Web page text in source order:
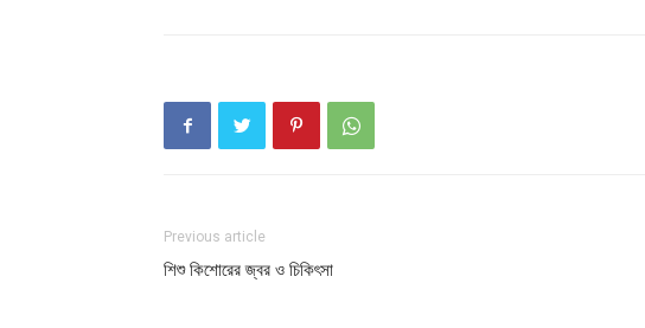
Previous article
শিশু কিশোরের জ্বর ও চিকিৎসা